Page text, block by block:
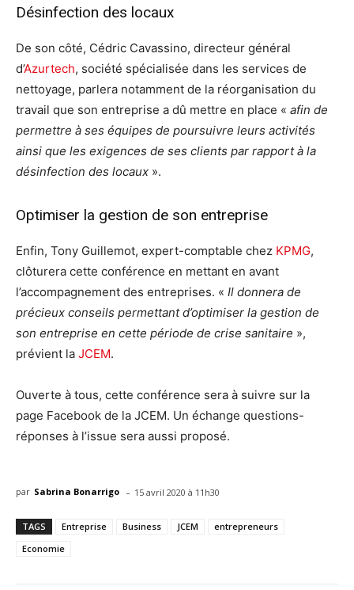
Désinfection des locaux
De son côté, Cédric Cavassino, directeur général
d’Azurtech, société spécialisée dans les services de
nettoyage, parlera notamment de la réorganisation du
travail que son entreprise a dû mettre en place « afin de
permettre à ses équipes de poursuivre leurs activités
ainsi que les exigences de ses clients par rapport à la
désinfection des locaux ».
Optimiser la gestion de son entreprise
Enfin, Tony Guillemot, expert-comptable chez KPMG,
clôturera cette conférence en mettant en avant
l’accompagnement des entreprises. « Il donnera de
précieux conseils permettant d’optimiser la gestion de
son entreprise en cette période de crise sanitaire »,
prévient la JCEM.
Ouverte à tous, cette conférence sera à suivre sur la
page Facebook de la JCEM. Un échange questions-
réponses à l’issue sera aussi proposé.
par Sabrina Bonarrigo - 15 avril 2020 à 11h30
TAGS Entreprise Business JCEM
entrepreneurs
Economie